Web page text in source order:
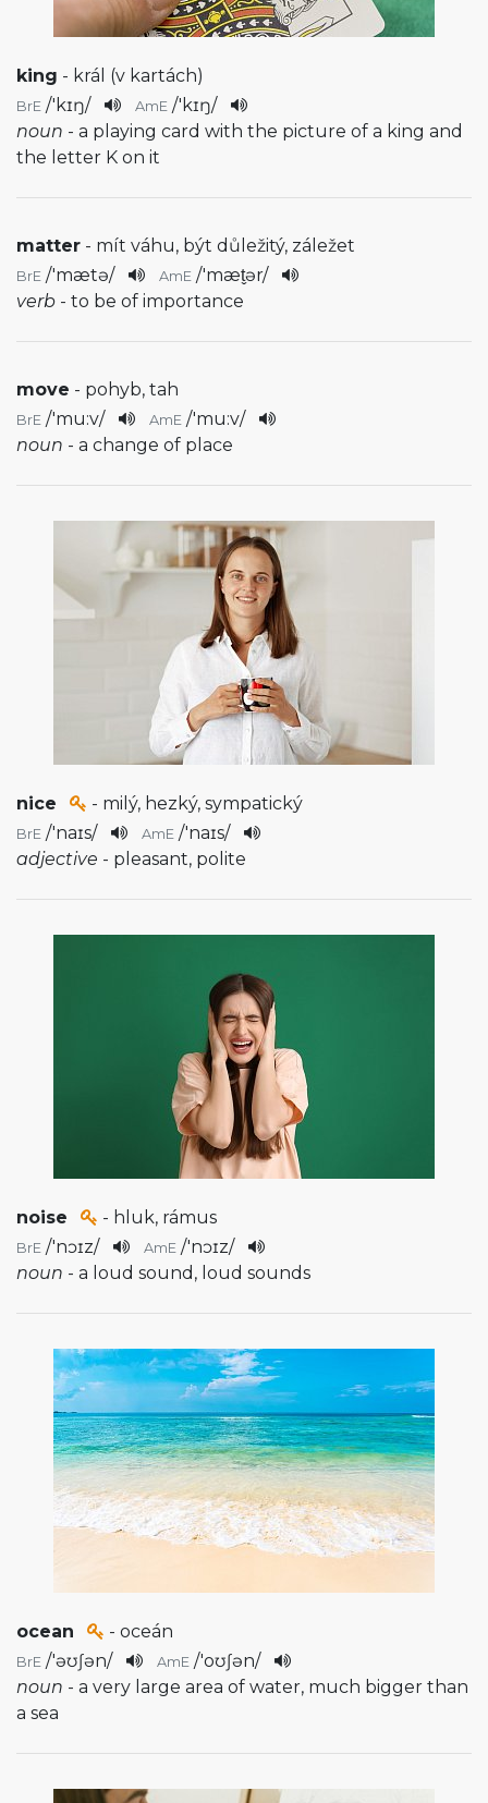
king - král (v kartách)
BrE /'kɪŋ/ AmE /'kɪŋ/
noun - a playing card with the picture of a king and
the letter K on it
matter - mít váhu, být důležitý, záležet
BrE /'mætə/ AmE /'mæt̬ər/
verb - to be of importance
move - pohyb, tah
BrE /'mu:v/ AmE /'mu:v/
noun - a change of place
nice - milý, hezký, sympatický
BrE /'naɪs/ AmE /'naɪs/
adjective - pleasant, polite
noise - hluk, rámus
BrE /'nɔɪz/ AmE /'nɔɪz/
noun - a loud sound, loud sounds
ocean - oceán
BrE /'əʊʃən/ AmE /'oʊʃən/
noun - a very large area of water, much bigger than
a sea